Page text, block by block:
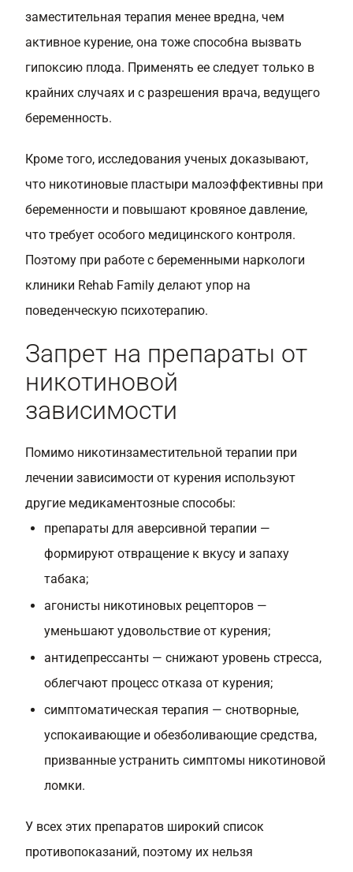
заместительная терапия менее вредна, чем
активное курение, она тоже способна вызвать
гипоксию плода. Применять ее следует только в
крайних случаях и с разрешения врача, ведущего
беременность.
Кроме того, исследования ученых доказывают,
что никотиновые пластыри малоэффективны при
беременности и повышают кровяное давление,
что требует особого медицинского контроля.
Поэтому при работе с беременными наркологи
клиники Rehab Family делают упор на
поведенческую психотерапию.
Запрет на препараты от
никотиновой
зависимости
Помимо никотинзаместительной терапии при
лечении зависимости от курения используют
другие медикаментозные способы:
препараты для аверсивной терапии —
формируют отвращение к вкусу и запаху
табака;
агонисты никотиновых рецепторов —
уменьшают удовольствие от курения;
антидепрессанты — снижают уровень стресса,
облегчают процесс отказа от курения;
симптоматическая терапия — снотворные,
успокаивающие и обезболивающие средства,
призванные устранить симптомы никотиновой
ломки.
У всех этих препаратов широкий список
противопоказаний, поэтому их нельзя